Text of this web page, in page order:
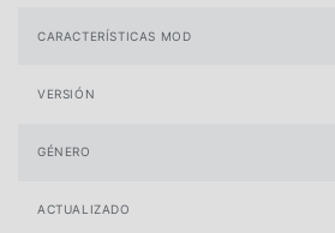
CARACTERÍSTICAS MOD
VERSIÓN
GÉNERO
ACTUALIZADO